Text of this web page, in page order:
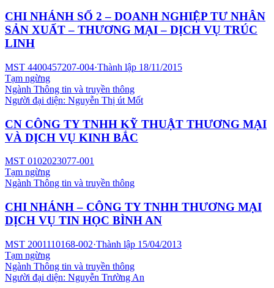
CHI NHÁNH SỐ 2 – DOANH NGHIỆP TƯ NHÂN
SẢN XUẤT – THƯƠNG MẠI – DỊCH VỤ TRÚC
LINH
MST 4400457207-004·Thành lập 18/11/2015
Tạm ngừng
Ngành Thông tin và truyền thông
Người đại diện: Nguyễn Thị út Mốt
CN CÔNG TY TNHH KỸ THUẬT THƯƠNG MẠI
VÀ DỊCH VỤ KINH BẮC
MST 0102023077-001
Tạm ngừng
Ngành Thông tin và truyền thông
CHI NHÁNH – CÔNG TY TNHH THƯƠNG MẠI
DỊCH VỤ TIN HỌC BÌNH AN
MST 2001110168-002·Thành lập 15/04/2013
Tạm ngừng
Ngành Thông tin và truyền thông
Người đại diện: Nguyễn Trường An